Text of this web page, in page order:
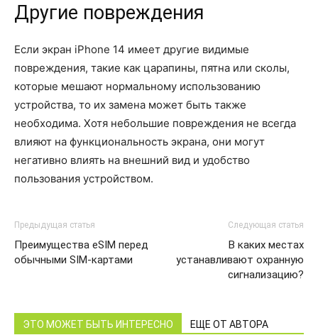
Другие повреждения
Если экран iPhone 14 имеет другие видимые
повреждения, такие как царапины, пятна или сколы,
которые мешают нормальному использованию
устройства, то их замена может быть также
необходима. Хотя небольшие повреждения не всегда
влияют на функциональность экрана, они могут
негативно влиять на внешний вид и удобство
пользования устройством.
Предыдущая статья
Преимущества eSIM перед
обычными SIM-картами
Следующая статья
В каких местах
устанавливают охранную
сигнализацию?
ЭТО МОЖЕТ БЫТЬ ИНТЕРЕСНО ЕЩЕ ОТ АВТОРА